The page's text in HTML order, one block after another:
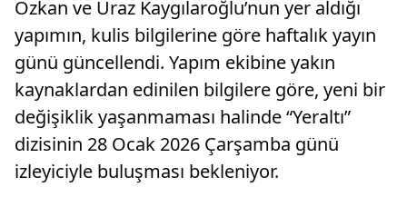
Özkan ve Uraz Kaygılaroğlu’nun yer aldığı
yapımın, kulis bilgilerine göre haftalık yayın
günü güncellendi. Yapım ekibine yakın
kaynaklardan edinilen bilgilere göre, yeni bir
değişiklik yaşanmaması halinde “Yeraltı”
dizisinin 28 Ocak 2026 Çarşamba günü
izleyiciyle buluşması bekleniyor.